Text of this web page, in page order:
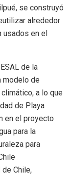
se construyó
alrededor
usados en el
de la
modelo de
a lo que
de Playa
en el proyecto
para la
para
de Chile,